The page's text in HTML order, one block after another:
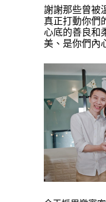
謝謝那些曾被
真正打動你們
心底的善良和
美、 是你們內